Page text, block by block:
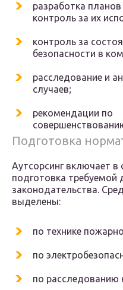
разработка
контроль за их
контроль за
безопасности в
расследование и
случаев;
рекомендации по
Подготовка
Аутсорсинг включает в
подготовка требуемой
законодательства.
выделены:
по технике
по
по расследованию